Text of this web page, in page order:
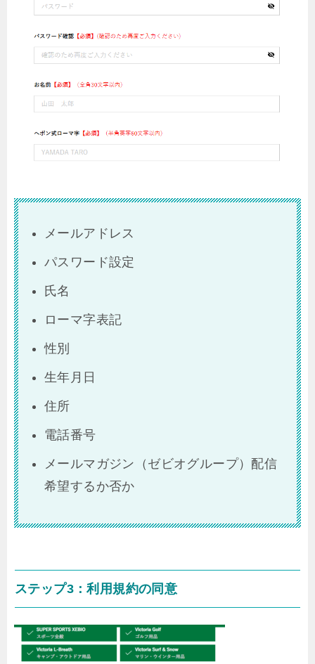
メールアドレス
パスワード設定
氏名
ローマ字表記
性別
生年月日
住所
電話番号
メールマガジン（ゼビオグループ）配信
希望するか否か
ステップ3：利用規約の同意